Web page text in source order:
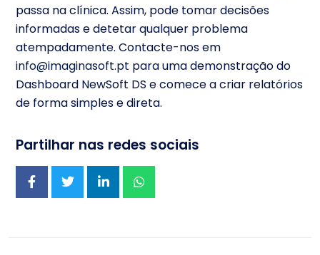
passa na clínica. Assim, pode tomar decisões
informadas e detetar qualquer problema
atempadamente. Contacte-nos em
info@imaginasoft.pt para uma demonstração do
Dashboard NewSoft DS e comece a criar relatórios
de forma simples e direta.
Partilhar nas redes sociais